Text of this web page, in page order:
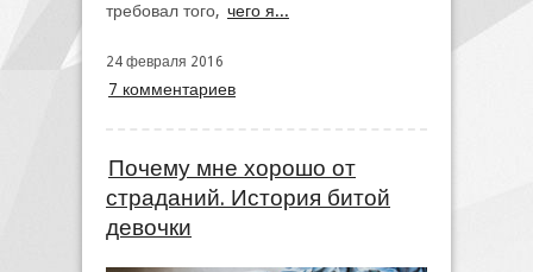
требовал того, чего я...
24 февраля 2016
7 комментариев
Почему мне хорошо от
страданий. История битой
девочки